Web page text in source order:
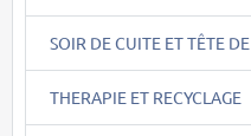
SOIR DE CUITE ET TÊTE DE
THERAPIE ET RECYCLAGE